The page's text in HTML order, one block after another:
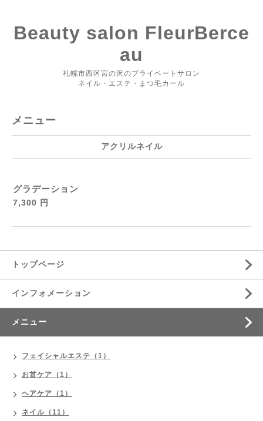
Beauty salon FleurBerce
au
札幌市西区宮の沢のプライベートサロン
ネイル・エステ・まつ毛カール
メニュー
アクリルネイル
グラデーション
7,300 円
トップページ
インフォメーション
メニュー
フェイシャルエステ（1）
お首ケア（1）
ヘアケア（1）
ネイル（11）